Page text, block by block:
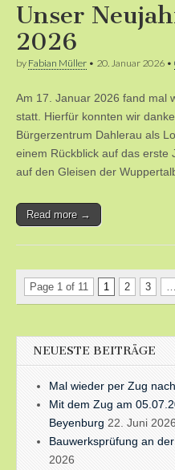
Unser
2026
by Fabian Müller • 20. Januar 2026 •
Am 17. Januar 2026 fand mal
statt. Hierfür konnten wir
Bürgerzentrum Dahlerau als
einem Rückblick auf das erste
auf den Gleisen der
Read more →
Page 1 of 11 1 2 3 …
NEUESTE BEITRÄGE
Mal wieder per Zug
Mit dem Zug am
Beyenburg 22. Juni
Bauwerksprüfung an
2026